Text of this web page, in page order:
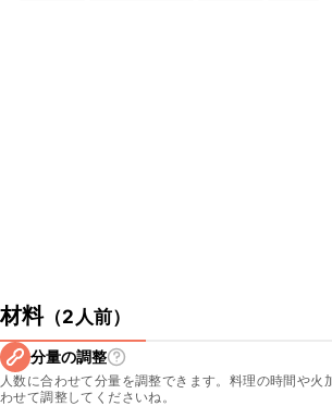
材料（2人前）
分量の調整
人数に合わせて分量を調整できます。料理の時間や火
わせて調整してくださいね。